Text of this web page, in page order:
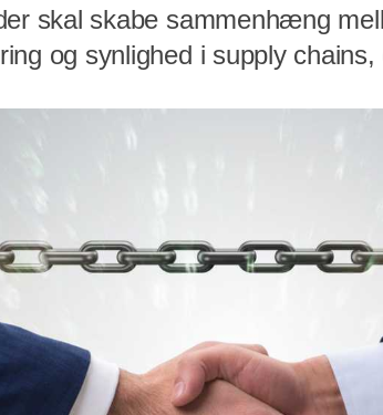
skal skabe sammenhæng
og synlighed i supply